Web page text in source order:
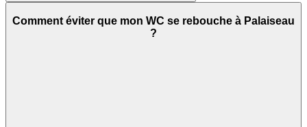
Comment éviter que mon WC se rebouche à Palaiseau
?